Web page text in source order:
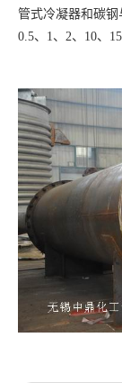
管式冷凝器和碳
0.5、1、2、10、